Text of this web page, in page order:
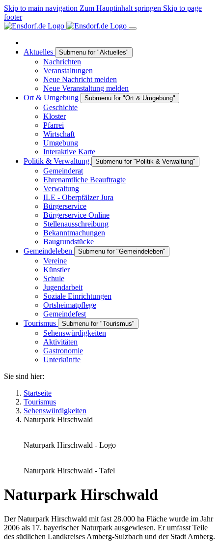
Skip to main navigation Zum Hauptinhalt springen Skip to page
footer
Aktuelles Submenu for "Aktuelles"
Nachrichten
Veranstaltungen
Neue Nachricht melden
Neue Veranstaltung melden
Ort & Umgebung
Submenu for "Ort & Umgebung"
Geschichte
Kloster
Pfarrei
Wirtschaft
Umgebung
Interaktive Karte
Politik & Verwaltung
Submenu for "Politik & Verwaltung"
Gemeinderat
Ehrenamtliche Beauftragte
Verwaltung
ILE - Oberpfälzer Jura
Bürgerservice
Bürgerservice Online
Stellenausschreibung
Bekanntmachungen
Baugrundstücke
Gemeindeleben
Submenu for "Gemeindeleben"
Vereine
Künstler
Schule
Jugendarbeit
Soziale Einrichtungen
Ortsheimatpflege
Gemeindefest
Tourismus
Submenu for "Tourismus"
Sehenswürdigkeiten
Aktivitäten
Gastronomie
Unterkünfte
Sie sind hier:
Startseite
Tourismus
Sehenswürdigkeiten
Naturpark Hirschwald
Naturpark Hirschwald - Logo
Naturpark Hirschwald - Tafel
Naturpark Hirschwald
Der Naturpark Hirschwald mit fast 28.000 ha Fläche wurde im Jahr
2006 als 17. bayerischer Naturpark ausgewiesen. Er umfasst Teile
des südlichen Landkreises Amberg-Sulzbach und der Stadt Amberg.